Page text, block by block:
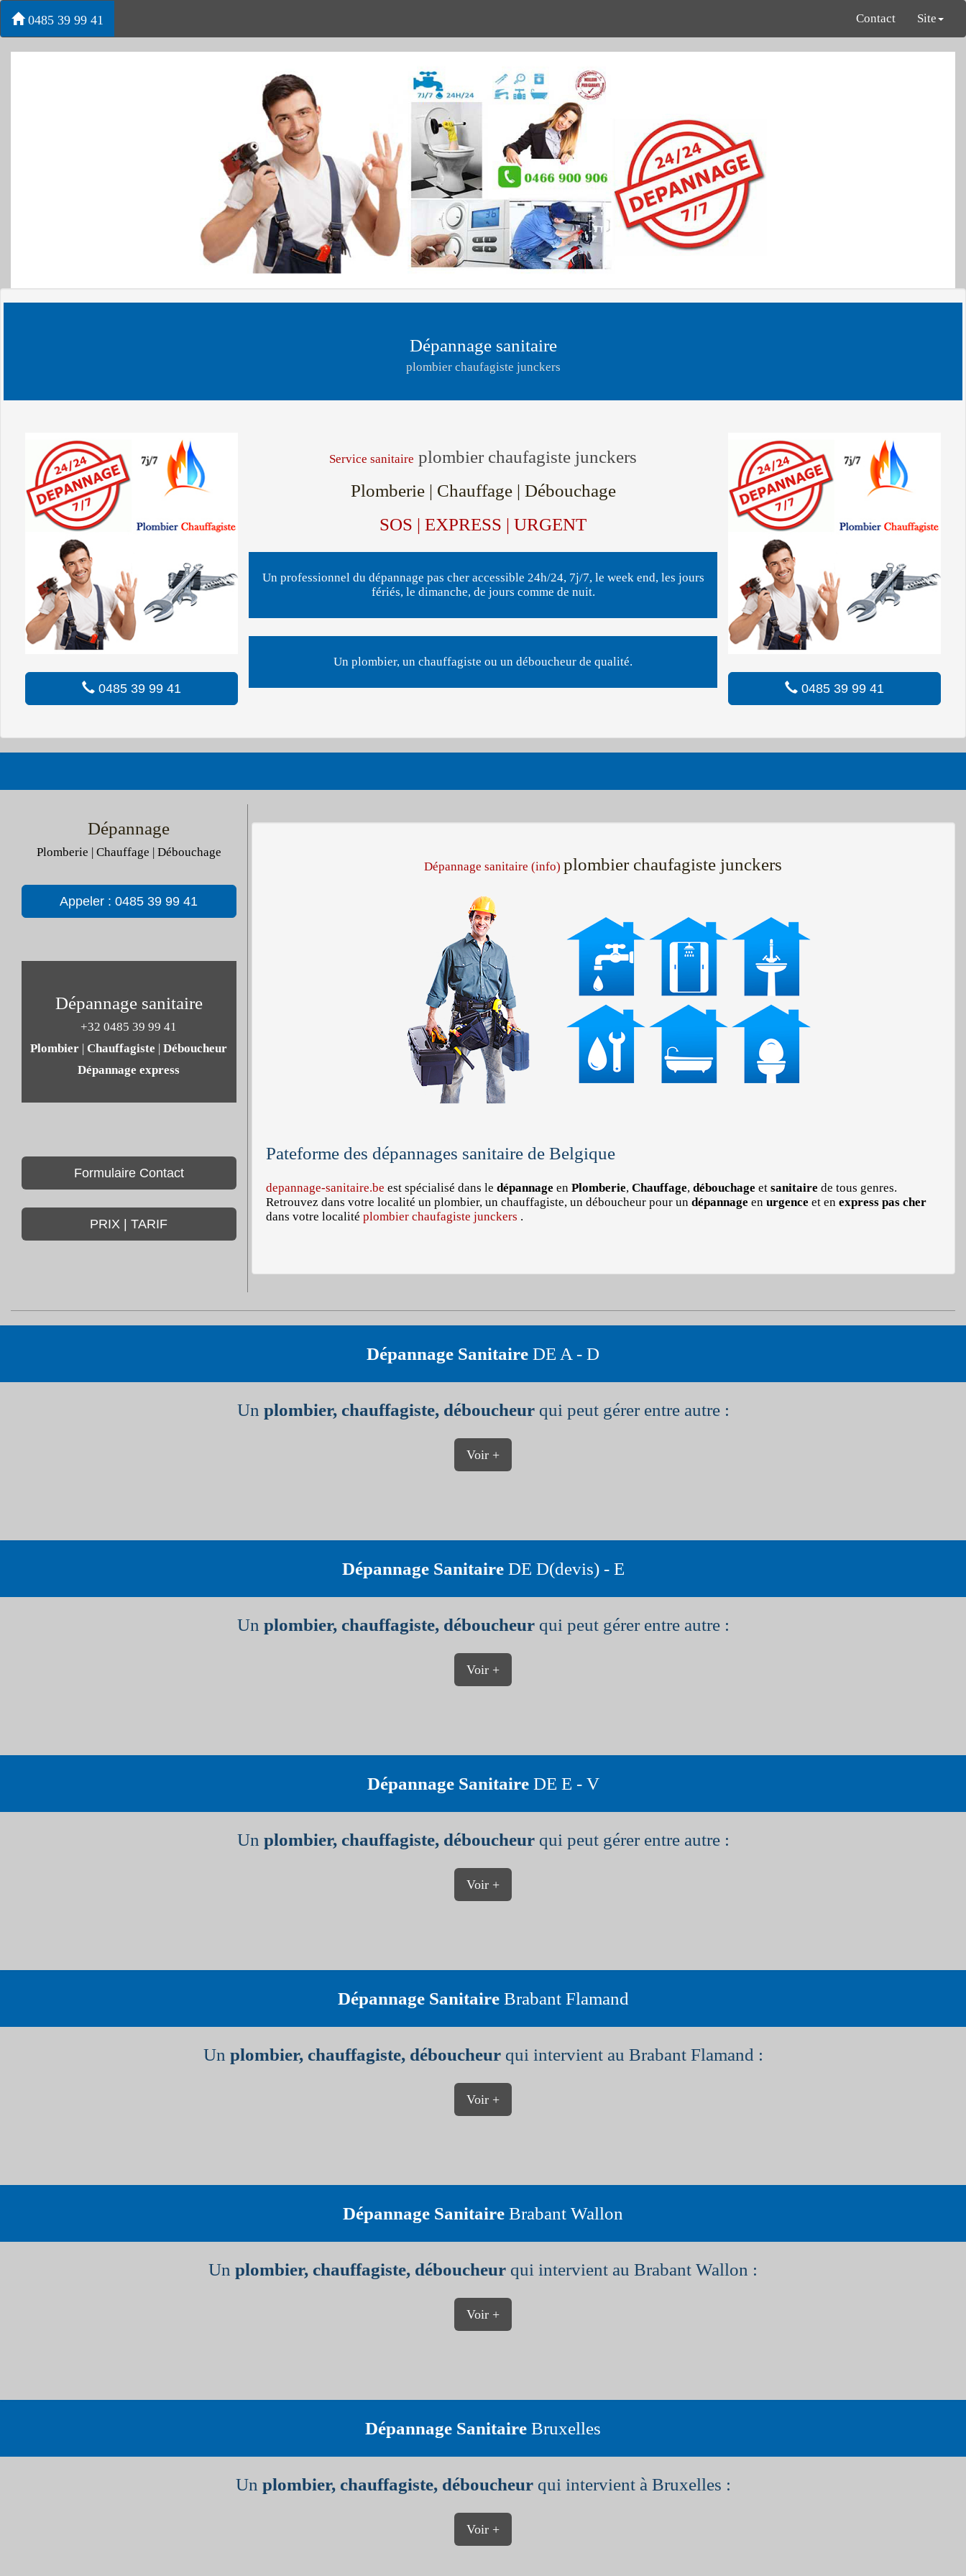
0485 39 99 41 Contact Site
Dépannage sanitaire
plombier chaufagiste junckers
0485 39 99 41
Service sanitaire plombier chaufagiste junckers
Plomberie | Chauffage | Débouchage
SOS | EXPRESS | URGENT
Un professionnel du dépannage pas cher accessible 24h/24, 7j/7, le week end, les jours
fériés, le dimanche, de jours comme de nuit.
Un plombier, un chauffagiste ou un déboucheur de qualité.
0485 39 99 41
Dépannage
Plomberie | Chauffage | Débouchage
Appeler : 0485 39 99 41
Dépannage sanitaire
+32 0485 39 99 41
Plombier |Chauffagiste |Déboucheur
Dépannage express
Formulaire Contact
PRIX | TARIF
Dépannage sanitaire (info)plombier chaufagiste junckers
Pateforme des dépannages sanitaire de Belgique
depannage-sanitaire.be est spécialisé dans le dépannage en Plomberie, Chauffage, débouchage et sanitaire de tous genres.
Retrouvez dans votre localité un plombier, un chauffagiste, un déboucheur pour un dépannage en urgence et en express pas cher
dans votre localité plombier chaufagiste junckers .
Dépannage Sanitaire DE A - D
Un plombier, chauffagiste, déboucheurqui peut gérer entre autre :
Voir +
Dépannage SanitaireDE D(devis) - E
Un plombier, chauffagiste, déboucheurqui peut gérer entre autre :
Voir +
Dépannage SanitaireDE E - V
Un plombier, chauffagiste, déboucheurqui peut gérer entre autre :
Voir +
Dépannage SanitaireBrabant Flamand
Un plombier, chauffagiste, déboucheurqui intervient au Brabant Flamand :
Voir +
Dépannage Sanitaire Brabant Wallon
Un plombier, chauffagiste, déboucheur qui intervient au Brabant Wallon :
Voir +
Dépannage Sanitaire Bruxelles
Un plombier, chauffagiste, déboucheurqui intervient à Bruxelles :
Voir +